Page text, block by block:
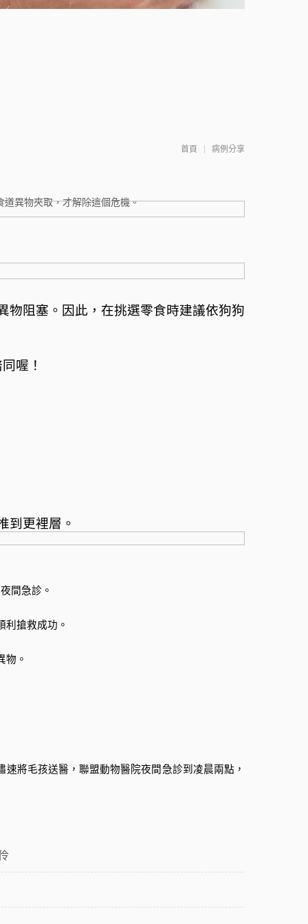
首頁 病例分享
異物夾取，才解除這個危機。
物阻塞。因此，在挑選零食時建議依狗狗
喔！
到更裡層。
間急診。
利搶救成功。
物。
將毛孩送醫，聯盟動物醫院夜間急診到凌晨兩點，